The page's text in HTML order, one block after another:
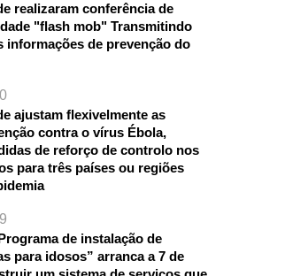
realizaram conferência de
"flash mob" Transmitindo
informações de prevenção do
ajustam flexivelmente as
contra o vírus Ébola,
de reforço de controlo nos
para três países ou regiões
de instalação de
para idosos” arranca a 7 de